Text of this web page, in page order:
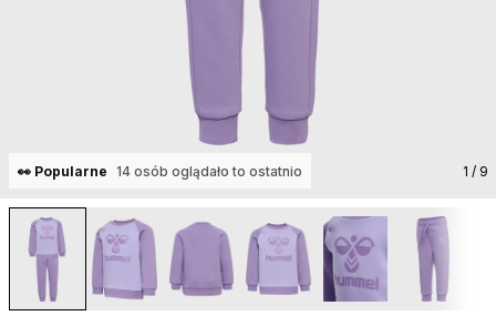
👀 Popularne 14 osób oglądało to ostatnio 1 / 9